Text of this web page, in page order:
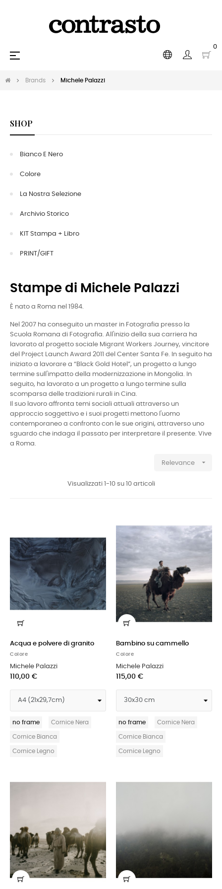
0
navigazione
☰
Brands Michele Palazzi
SHOP
Bianco E Nero
Colore
La Nostra Selezione
Archivio Storico
KIT Stampa + Libro
PRINT/GIFT
Stampe di Michele Palazzi
È nato a Roma nel 1984.
Nel 2007 ha conseguito un master in Fotografia presso la
Scuola Romana di Fotografia. All'inizio della sua carriera ha
lavorato al progetto sociale Migrant Workers Journey, vincitore
del Project Launch Award 2011 del Center Santa Fe. In seguito ha
iniziato a lavorare a “Black Gold Hotel”, un progetto a lungo
termine sull'impatto della modernizzazione in Mongolia. In
seguito, ha lavorato a un progetto a lungo termine sulla
scomparsa delle tradizioni rurali in Cina.
Il suo lavoro affronta temi sociali attuali attraverso un
approccio soggettivo e i suoi progetti mettono l'uomo
contemporaneo a confronto con le sue origini, attraverso uno
sguardo che indaga il passato per interpretare il presente. Vive
a Roma.
Relevance 
Visualizzati 1-10 su 10 articoli
Acqua e polvere di granito
Colore
Michele Palazzi
110,00 €
no frame Cornice Nera
Cornice Bianca
Cornice Legno
Bambino su cammello
Colore
Michele Palazzi
115,00 €
no frame Cornice Nera
Cornice Bianca
Cornice Legno